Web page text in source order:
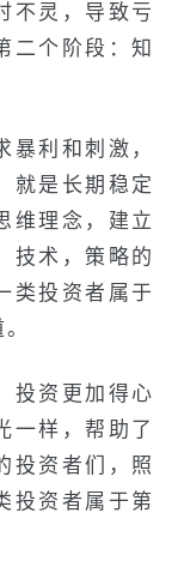
不灵，导致亏
二个阶段：知
暴利和刺激，
就是长期稳定
维理念，建立
技术，策略的
类投资者属于
投资更加得心
一样，帮助了
投资者们，照
投资者属于第